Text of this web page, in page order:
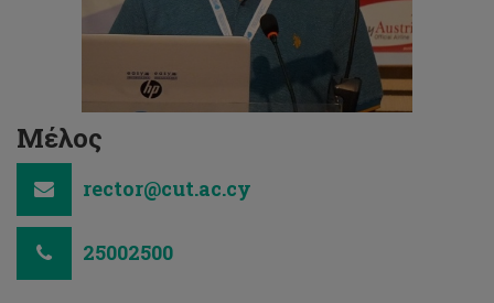
Μέλος
rector@cut.ac.cy
25002500